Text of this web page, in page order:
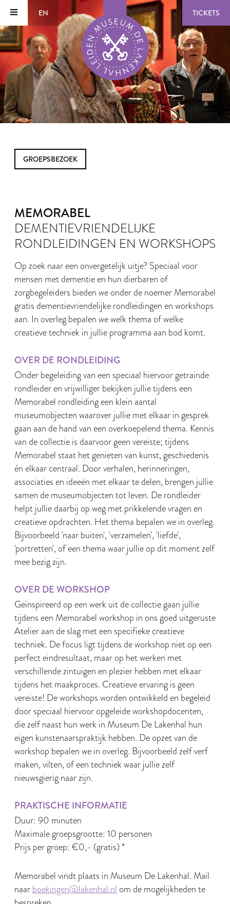
EN TICKETS
GROEPSBEZOEK
MEMORABEL
DEMENTIEVRIENDELIJKE
RONDLEIDINGEN EN WORKSHOPS
Op zoek naar een onvergetelijk uitje? Speciaal voor
mensen met dementie en hun dierbaren of
zorgbegeleiders bieden we onder de noemer Memorabel
gratis dementievriendelijke rondleidingen en workshops
aan. In overleg bepalen we welk thema of welke
creatieve techniek in jullie programma aan bod komt.
OVER DE RONDLEIDING
Onder begeleiding van een speciaal hiervoor getrainde
rondleider en vrijwilliger bekijken jullie tijdens een
Memorabel rondleiding een klein aantal
museumobjecten waarover jullie met elkaar in gesprek
gaan aan de hand van een overkoepelend thema. Kennis
van de collectie is daarvoor geen vereiste; tijdens
Memorabel staat het genieten van kunst, geschiedenis
én elkaar centraal. Door verhalen, herinneringen,
associaties en ideeën met elkaar te delen, brengen jullie
samen de museumobjecten tot leven. De rondleider
helpt jullie daarbij op weg met prikkelende vragen en
creatieve opdrachten. Het thema bepalen we in overleg.
Bijvoorbeeld 'naar buiten', 'verzamelen', 'liefde',
'portretten', of een thema waar jullie op dit moment zelf
mee bezig zijn.
OVER DE WORKSHOP
Geïnspireerd op een werk uit de collectie gaan jullie
tijdens een Memorabel workshop in ons goed uitgeruste
Atelier aan de slag met een specifieke creatieve
techniek. De focus ligt tijdens de workshop niet op een
perfect eindresultaat, maar op het werken met
verschillende zintuigen en plezier hebben met elkaar
tijdens het maakproces. Creatieve ervaring is geen
vereiste! De workshops worden ontwikkeld en begeleid
door speciaal hiervoor opgeleide workshopdocenten,
die zelf naast hun werk in Museum De Lakenhal hun
eigen kunstenaarspraktijk hebben. De opzet van de
workshop bepalen we in overleg. Bijvoorbeeld zelf verf
maken, vilten, of een techniek waar jullie zelf
nieuwsgierig naar zijn.
PRAKTISCHE INFORMATIE
Duur: 90 minuten
Maximale groepsgrootte: 10 personen
Prijs per groep: €0,- (gratis) *
Memorabel vindt plaats in Museum De Lakenhal. Mail
naarboekingen@lakenhal.nl om de mogelijkheden te